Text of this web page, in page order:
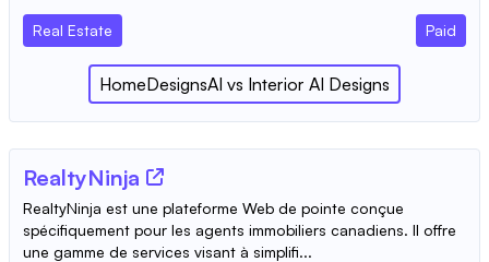
Real Estate Paid
HomeDesignsAI vs Interior AI Designs
RealtyNinja
RealtyNinja est une plateforme Web de pointe conçue
spécifiquement pour les agents immobiliers canadiens. Il offre
une gamme de services visant à simplifi...